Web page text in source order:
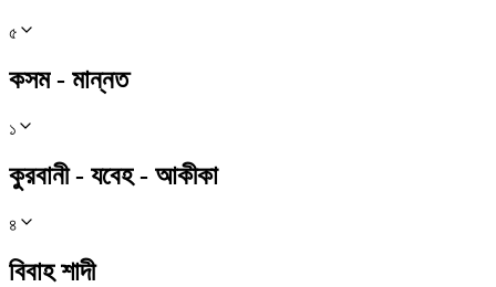
৫
কসম - মান্নত
১
কুরবানী - যবেহ - আকীকা
৪
বিবাহ শাদী